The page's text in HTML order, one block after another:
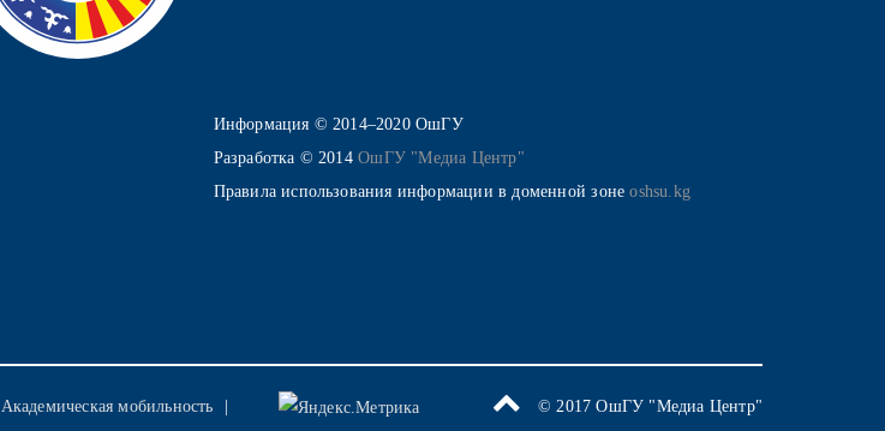
Информация © 2014–2020 ОшГУ
Разработка © 2014ОшГУ "Медиа Центр"
Правила использования информации в доменной зонеoshsu.kg
Академическая мобильность © 2017 ОшГУ "Медиа Центр"